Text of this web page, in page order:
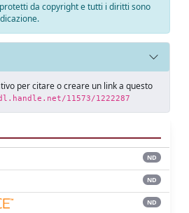
da copyright e tutti i diritti sono
per citare o creare un link a questo
11573/1222287
ND
ND
ND